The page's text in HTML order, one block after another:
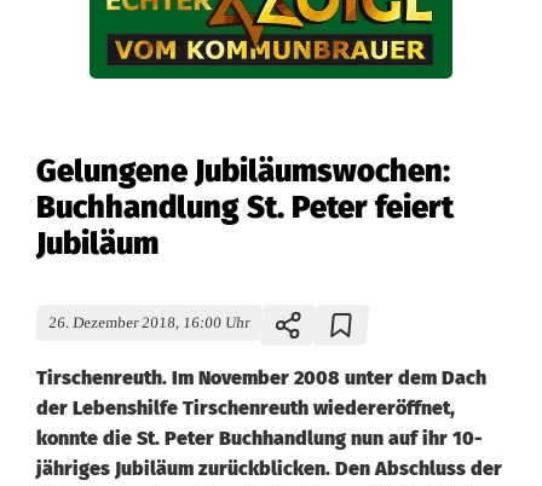
Gelungene Jubiläumswochen:
Buchhandlung St. Peter feiert
Jubiläum
26. Dezember 2018, 16:00 Uhr
Tirschenreuth. Im November 2008 unter dem Dach
der Lebenshilfe Tirschenreuth wiedereröffnet,
konnte die St. Peter Buchhandlung nun auf ihr 10-
jähriges Jubiläum zurückblicken. Den Abschluss der